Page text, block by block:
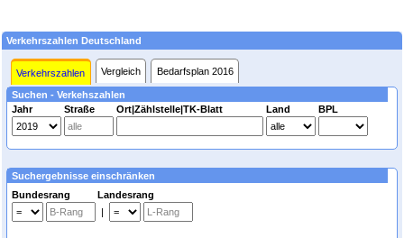
Verkehrszahlen Deutschland
Verkehrszahlen Vergleich Bedarfsplan 2016
Suchen - Verkehszahlen
Jahr
Straße Ort|Zählstelle|TK-Blatt Land BPL
Suchergebnisse einschränken
Bundesrang Landesrang
|